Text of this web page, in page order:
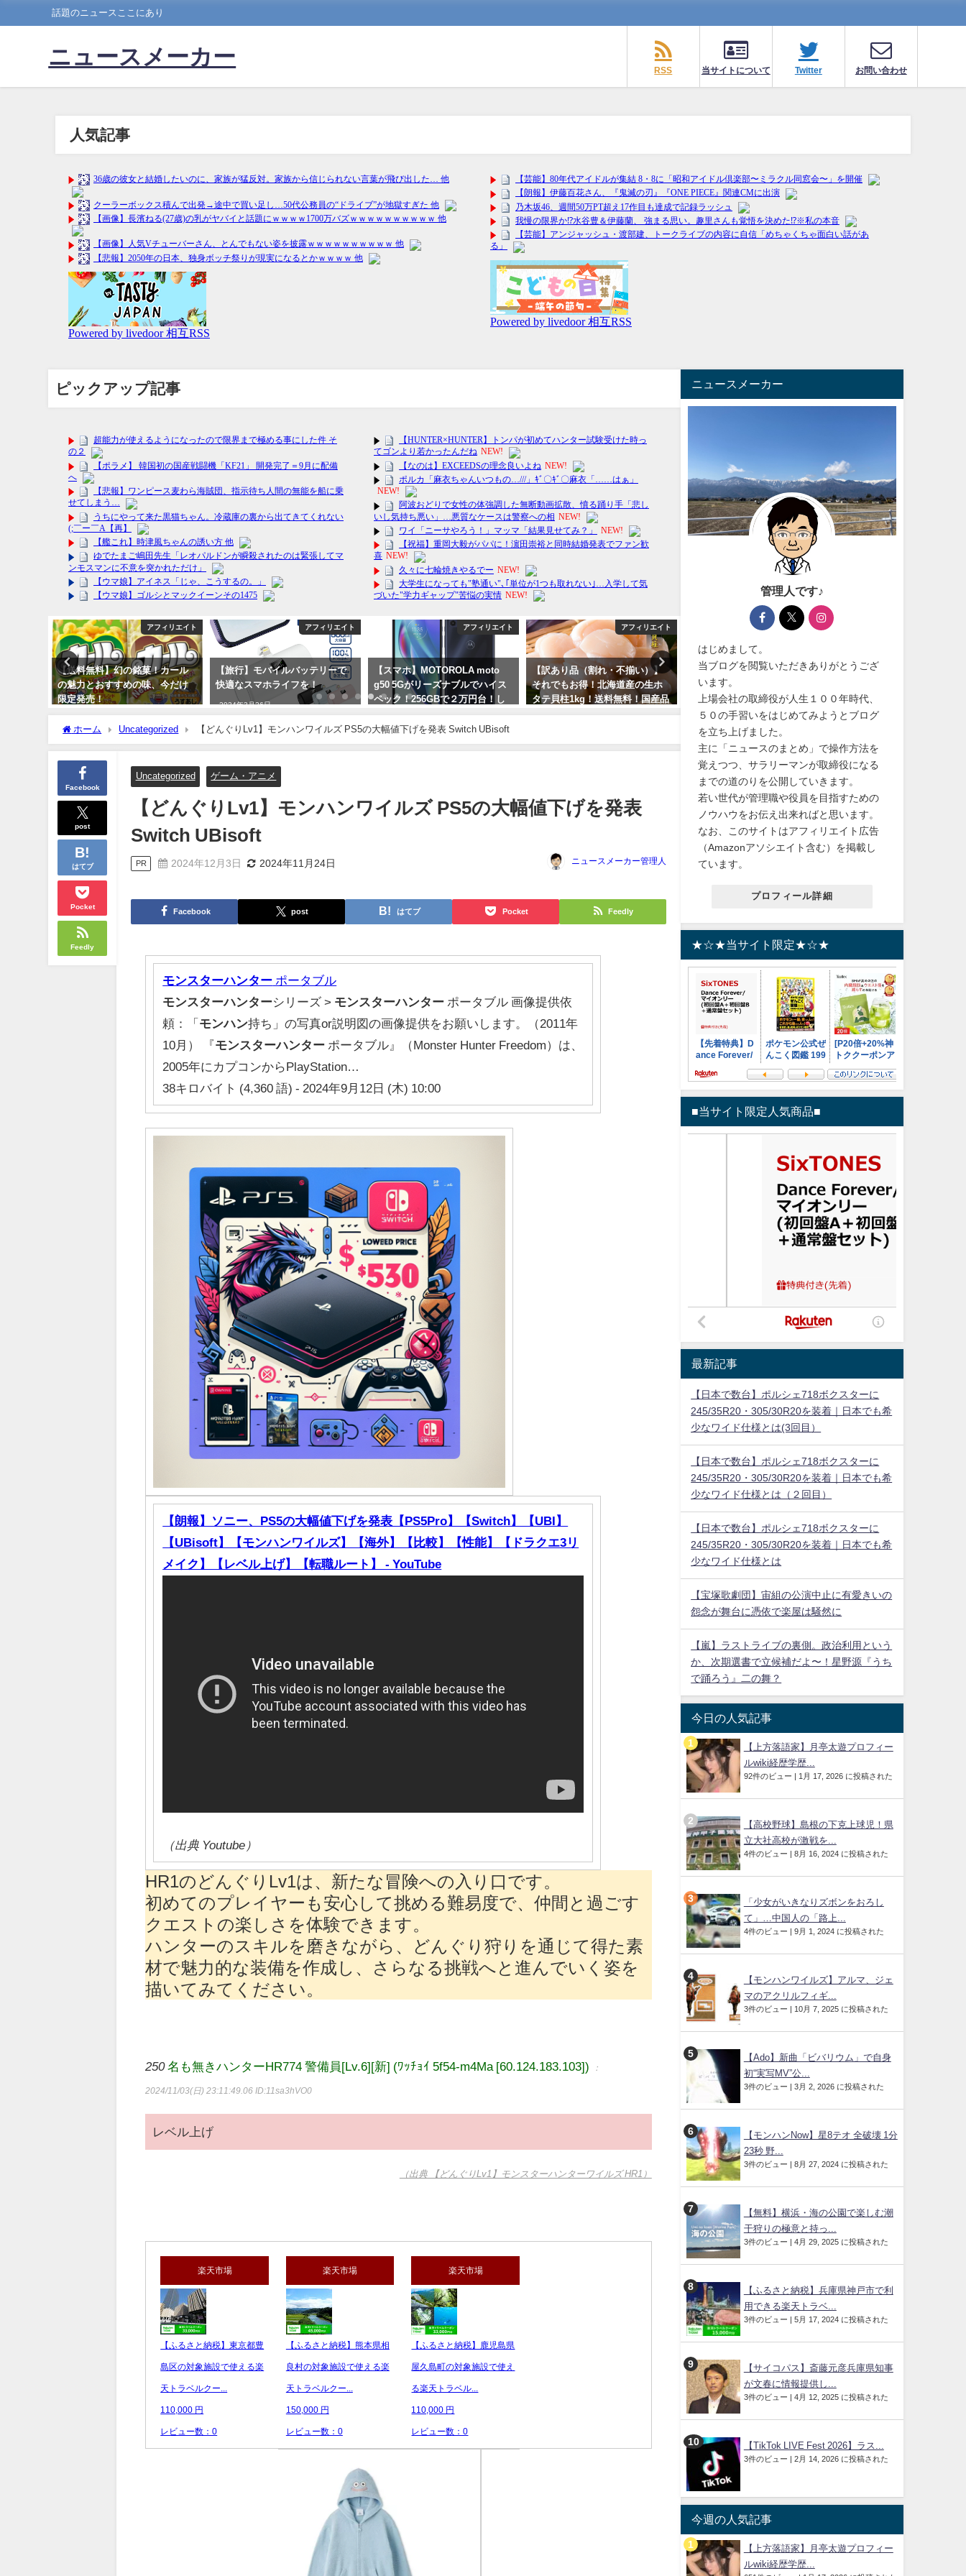
話題のニュースここにあり
ニュースメーカー
RSS 当サイトについて Twitter お問い合わせ
人気記事
ピックアップ記事
アフィリエイト
【旅行】モバイルバッテリーで
快適なスマホライフを！
2024年3月26日
アフィリエイト
【スマホ】MOTOROLA moto
g50 5Gがリーズナブルでハイス
ペック！256GBで２万円台！し
かも中国製ではないのが良い！
2024年3月25日
アフィリエイト
【訳あり品（割れ・不揃い）】
それでもお得！北海道産の生ホ
タテ貝柱1kg！送料無料！国産品
芸能・エンタメ
【宝塚】宙組から半数以上の退
団希望者で、23日からの公演は
中止になる模様！？
アフィリエイト
【贈り物】ボールペン 名入れ ジ
ェットストリーム シャーペン プ
レゼント ギフト 三菱鉛筆 卒業記
念品
2024年3月15日
【ふるさと納税】楽天トラ
ズ三浦 1泊2食ペア宿泊券神
県三浦市のマホロバマイン
2024年4月4日
ホーム Uncategorized 【どんぐりLv1】モンハンワイルズ PS5の大幅値下げを発表 Switch UBisoft
Facebook
post
はてブ
Pocket
Feedly
Uncategorized ゲーム・アニメ
【どんぐりLv1】モンハンワイルズ PS5の大幅値下げを発表
Switch UBisoft
PR 2024年12月3日 2024年11月24日 ニュースメーカー管理人
Facebook post はてブ Pocket Feedly
モンスターハンター ポータブル
モンスターハンターシリーズ > モンスターハンター ポータブル 画像提供依
頼：「 モンハン持ち」の写真or説明図の画像提供をお願いします。（2011年
10月） 『モンスターハンター ポータブル』（Monster Hunter Freedom）は、
2005年にカプコンからPlayStation…
38キロバイト (4,360 語) - 2024年9月12日 (木) 10:00
【朗報】ソニー、PS5の大幅値下げを発表【PS5Pro】【Switch】【UBI】
【UBisoft】【モンハンワイルズ】【海外】【比較】【性能】【ドラクエ3リ
メイク】【レベル上げ】【転職ルート】 - YouTube
（出典 Youtube）
HR1のどんぐりLv1は、新たな冒険への入り口です。
初めてのプレイヤーも安心して挑める難易度で、仲間と過ごす
クエストの楽しさを体験できます。
ハンターのスキルを磨きながら、どんぐり狩りを通じて得た素
材で魅力的な装備を作成し、さらなる挑戦へと進んでいく姿を
描いてみてください。
250 名も無きハンターHR774 警備員[Lv.6][新] (ﾜｯﾁｮｲ 5f54-m4Ma [60.124.183.103]) ：
2024/11/03(日) 23:11:49.06ID:11sa3hVO0
レベル上げ
（出典 【どんぐりLv1】モンスターハンターワイルズ HR1）
楽天市場
【ふるさと納税】東京都豊
島区の対象施設で使える楽
天トラベルクー...
110,000 円
レビュー数：0
楽天市場
【ふるさと納税】熊本県相
良村の対象施設で使える楽
天トラベルクー...
150,000 円
レビュー数：0
楽天市場
【ふるさと納税】鹿児島県
屋久島町の対象施設で使え
る楽天トラベル...
110,000 円
レビュー数：0
ニュースメーカー
管理人です♪
はじめまして。
当ブログを閲覧いただきありがとうござ
います。
上場会社の取締役が人生１００年時代、
５０の手習いをはじめてみようとブログ
を立ち上げました。
主に「ニュースのまとめ」で操作方法を
覚えつつ、サラリーマンが取締役になる
までの道のりを公開していきます。
若い世代が管理職や役員を目指すための
ノウハウをお伝え出来ればと思います。
なお、このサイトはアフィリエイト広告
（Amazonアソシエイト含む）を掲載し
ています。
プロフィール詳細
★☆★当サイト限定★☆★
■当サイト限定人気商品■
最新記事
【日本で数台】ポルシェ718ボクスターに
245/35R20・305/30R20を装着｜日本でも希
少なワイド仕様とは(3回目）
【日本で数台】ポルシェ718ボクスターに
245/35R20・305/30R20を装着｜日本でも希
少なワイド仕様とは（２回目）
【日本で数台】ポルシェ718ボクスターに
245/35R20・305/30R20を装着｜日本でも希
少なワイド仕様とは
【宝塚歌劇団】宙組の公演中止に有愛きいの
怨念が舞台に憑依で楽屋は騒然に
【嵐】ラストライブの裏側。政治利用という
か、次期選書で立候補だよ〜！星野源『うち
で踊ろう』二の舞？
今日の人気記事
【上方落語家】月亭太遊プロフィー
ルwiki経歴学歴...
92件のビュー | 1月 17, 2026 に投稿された
【高校野球】島根の下克上球児！県
立大社高校が激戦を...
4件のビュー | 8月 16, 2024 に投稿された
「少女がいきなりズボンをおろし
て」…中国人の「路上...
4件のビュー | 9月 1, 2024 に投稿された
【モンハンワイルズ】アルマ、ジェ
マのアクリルフィギ...
3件のビュー | 10月 7, 2025 に投稿された
【Ado】新曲「ビバリウム」で自身
初“実写MV”公...
3件のビュー | 3月 2, 2026 に投稿された
【モンハンNow】星8テオ 全破壊 1分
23秒 野...
3件のビュー | 8月 27, 2024 に投稿された
【無料】横浜・海の公園で楽しむ潮
干狩りの極意と持っ...
3件のビュー | 4月 29, 2025 に投稿された
【ふるさと納税】兵庫県神戸市で利
用できる楽天トラベ...
3件のビュー | 5月 17, 2024 に投稿された
【サイコパス】斎藤元彦兵庫県知事
が文春に情報提供し...
3件のビュー | 4月 12, 2025 に投稿された
【TikTok LIVE Fest 2026】ラス...
3件のビュー | 2月 14, 2026 に投稿された
今週の人気記事
【上方落語家】月亭太遊プロフィー
ルwiki経歴学歴...